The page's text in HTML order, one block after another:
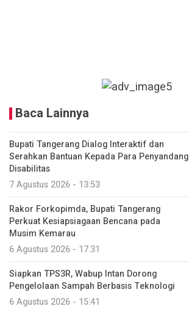
Baca Lainnya
Bupati Tangerang Dialog Interaktif dan
Serahkan Bantuan Kepada Para Penyandang
Disabilitas
7 Agustus 2026 - 13:53
Rakor Forkopimda, Bupati Tangerang
Perkuat Kesiapsiagaan Bencana pada
Musim Kemarau
6 Agustus 2026 - 17:31
Siapkan TPS3R, Wabup Intan Dorong
Pengelolaan Sampah Berbasis Teknologi
6 Agustus 2026 - 15:41